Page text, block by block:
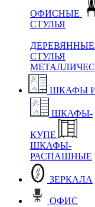
ОФИСНЫЕ
СТУЛЬЯ
ДЕРЕВЯННЫЕ
СТУЛЬЯ
ШКАФЫ
ШКАФЫ-
КУПЕ
ШКАФЫ-
РАСПАШНЫЕ
ЗЕРКАЛА
ОФИС